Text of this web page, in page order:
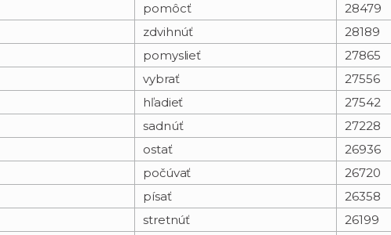
pomôcť
28479
zdvihnúť
28189
pomyslieť
27865
vybrať
27556
hľadieť
27542
sadnúť
27228
ostať
26936
počúvať
26720
písať
26358
stretnúť
26199